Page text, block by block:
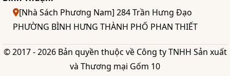
[Nhà Sách Phương Nam] 284 Trần Hưng Đạo
PHƯỜNG BÌNH HƯNG THÀNH PHỐ PHAN THIẾT
© 2017 - 2026 Bản quyền thuộc về Công ty TNHH Sản xuất
và Thương mại Gốm 10